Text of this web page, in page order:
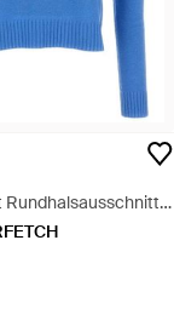
Rundhalsausschnitt -